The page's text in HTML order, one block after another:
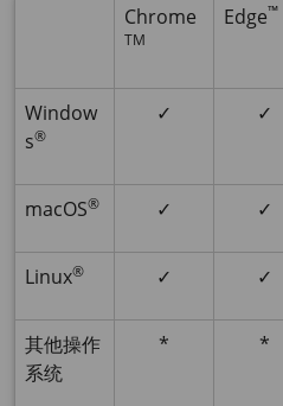
Chrome
TM
Edge™
Window
s®
✓ ✓
macOS® ✓ ✓
Linux® ✓ ✓
其他操作
系统
* *